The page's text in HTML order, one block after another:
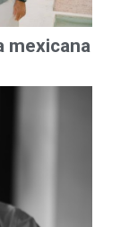
mexicana